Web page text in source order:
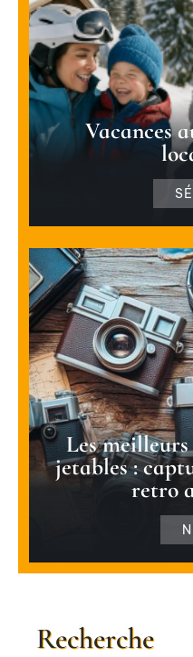
Vacances
Les
jetables :
retro
Recherche